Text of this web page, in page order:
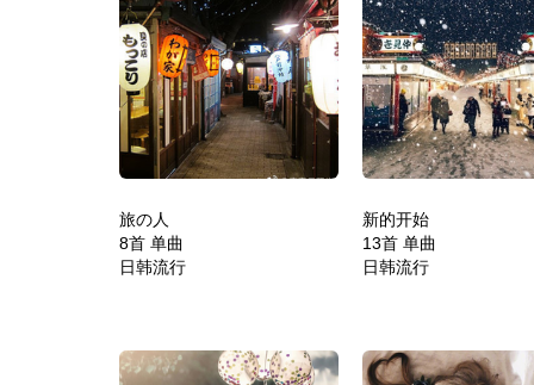
旅の人
8首 单曲
日韩流行
新的开始
13首 单曲
日韩流行